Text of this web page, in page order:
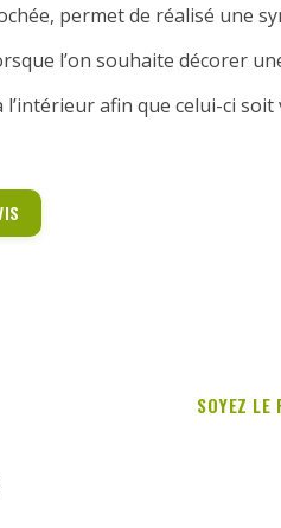
permet de réalisé une
l’on souhaite décorer
afin que celui-ci
SOYEZ LE